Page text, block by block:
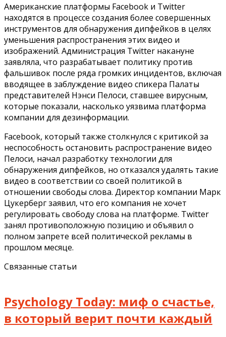
Американские платформы Facebook и Twitter
находятся в процессе создания более совершенных
инструментов для обнаружения дипфейков в целях
уменьшения распространения этих видео и
изображений. Администрация Twitter накануне
заявляла, что разрабатывает политику против
фальшивок после ряда громких инцидентов, включая
вводящее в заблуждение видео спикера Палаты
представителей Нэнси Пелоси, ставшее вирусным,
которые показали, насколько уязвима платформа
компании для дезинформации.
Facebook, который также столкнулся с критикой за
неспособность остановить распространение видео
Пелоси, начал разработку технологии для
обнаружения дипфейков, но отказался удалять такие
видео в соответствии со своей политикой в ​​
отношении свободы слова. Директор компании Марк
Цукерберг заявил, что его компания не хочет
регулировать свободу слова на платформе. Twitter
занял противоположную позицию и объявил о
полном запрете всей политической рекламы в
прошлом месяце.
Связанные статьи
Psychology Today: миф о счастье,
в который верит почти каждый